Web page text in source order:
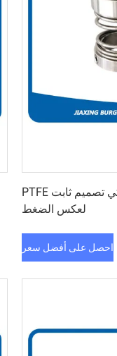
PTFE يا الدائري وحيد الربيع ختم ميكانيكي تصميم ثابت
لعكس الضغط
احصل على أفضل سعر